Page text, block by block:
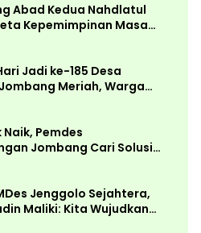
Abad Kedua Nahdlatul
Kepemimpinan Masa
Muktamar ke-35
Jadi ke-185 Desa
Meriah, Warga
Karnaval Budaya
Pemdes
Jombang Cari Solusi
Jenggolo Sejahtera,
Maliki: Kita Wujudkan
dengan Potensi